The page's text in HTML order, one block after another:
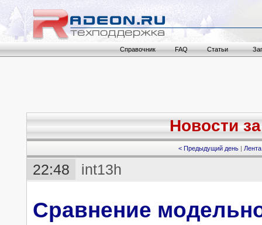
Справочник FAQ Статьи
Новости
< Предыдущий день | Лента
22:48 int13h
Cравнение